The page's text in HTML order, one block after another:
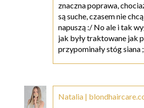
znaczna poprawa,
są suche, czasem nie
napuszą :/ No ale i tak
jak były traktowane jak
przypominały stóg siana
Natalia |